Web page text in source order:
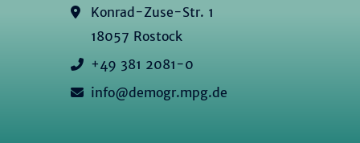
Konrad-Zuse-Str. 1
18057 Rostock
+49 381 2081-0
info@demogr.mpg.de